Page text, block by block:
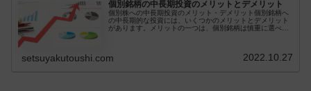
個別銘柄の中長期投資のメリットとデメリット
個別株への中長期投資のメリット・デメリット個別銘柄へ
の中長期的な投資には、いくつかのメリットとデメリット
があります。メリットの一つは、個別銘柄は慎重に選べ
setsuyakutoushi.com 2022.10.27